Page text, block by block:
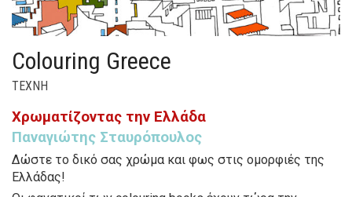
Colouring Greece
ΤΕΧΝΗ
Χρωματίζοντας την Ελλάδα
Παναγιώτης Σταυρόπουλος
Δώστε το δικό σας χρώμα και φως στις ομορφιές της
Ελλάδας!